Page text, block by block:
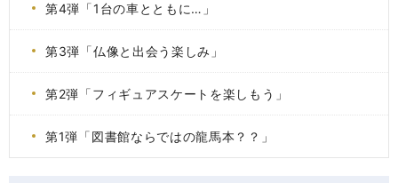
第4弾「1台の車とともに…」
第3弾「仏像と出会う楽しみ」
第2弾「フィギュアスケートを楽しもう」
第1弾「図書館ならではの龍馬本？？」